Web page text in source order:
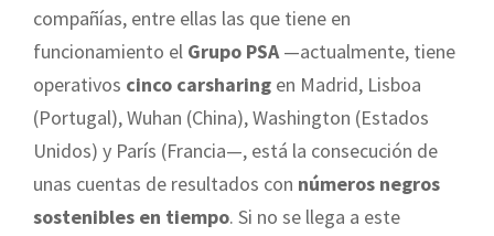
compañías, entre ellas las que tiene en
funcionamiento el Grupo PSA—actualmente, tiene
operativos cinco carsharing en Madrid, Lisboa
(Portugal), Wuhan (China), Washington (Estados
Unidos) y París (Francia—, está la consecución de
unas cuentas de resultados con números negros
sostenibles en tiempo. Si no se llega a este